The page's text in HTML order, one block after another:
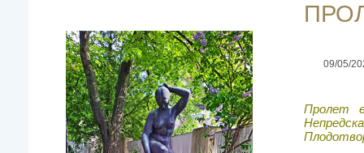
09/05/
Пролет